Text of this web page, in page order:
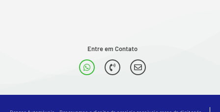
Entre em Contato